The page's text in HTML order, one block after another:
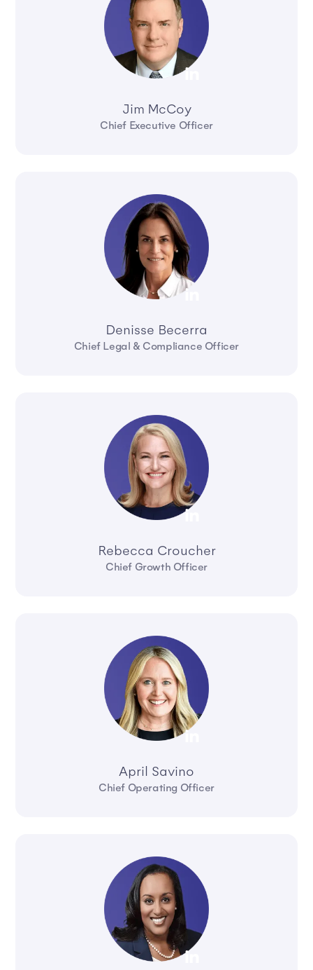
Jim McCoy
Chief Executive Officer
Denisse Becerra
Chief Legal & Compliance Officer
Rebecca Croucher
Chief Growth Officer
April Savino
Chief Operating Officer